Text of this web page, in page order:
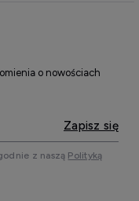
o nowościach
Zapisz się
z naszą Polityką